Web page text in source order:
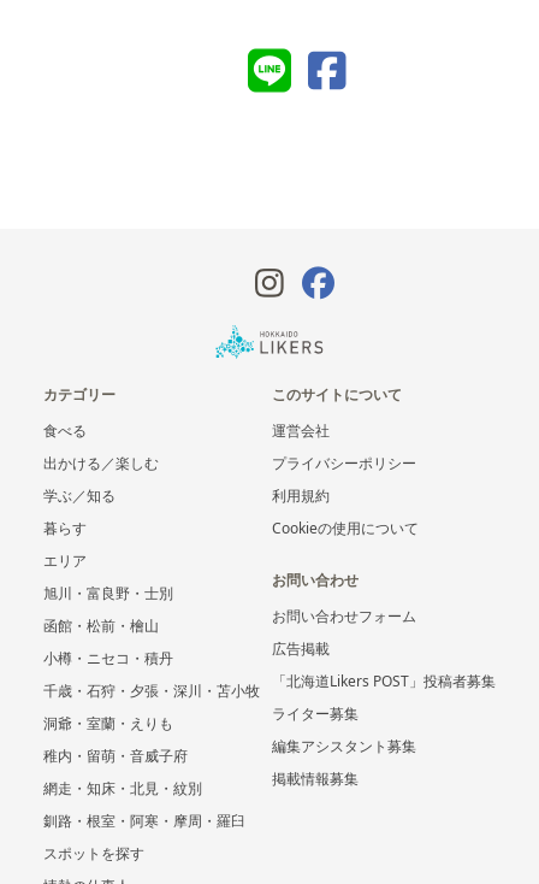
カテゴリー
食べる
出かける／楽しむ
学ぶ／知る
暮らす
エリア
旭川・富良野・士別
函館・松前・檜山
小樽・ニセコ・積丹
千歳・石狩・夕張・深川・苫小牧
洞爺・室蘭・えりも
稚内・留萌・音威子府
網走・知床・北見・紋別
釧路・根室・阿寒・摩周・羅臼
スポットを探す
このサイトについて
運営会社
プライバシーポリシー
利用規約
Cookieの使用について
お問い合わせ
お問い合わせフォーム
広告掲載
「北海道Likers POST」投稿者募集
ライター募集
編集アシスタント募集
掲載情報募集